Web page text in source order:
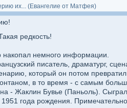
их... (Евангелие от Матфея)
редкость!
накопал немного информации.
писатель, драматург,
который он потом
в то время - с самым
- Жаклин Бувье (Паньоль).
года рождения.